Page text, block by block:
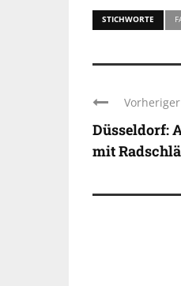
STICHWORTE
Düsseldorf:
mit